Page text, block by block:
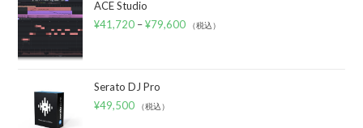
ACE Studio
¥41,720 –¥79,600 （税込）
Serato DJ Pro
¥49,500 （税込）